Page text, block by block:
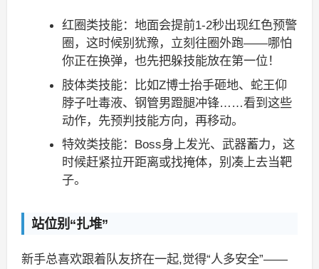
红圈类技能：地面会提前1-2秒出现红色预警
圈，这时候别犹豫，立刻往圈外跑——哪怕
你正在换弹，也先把躲技能放在第一位！
肢体类技能：比如Z博士抬手砸地、蛇王仰
脖子吐毒液、钢管男蹬腿冲锋……看到这些
动作，先预判技能方向，再移动。
特效类技能：Boss身上发光、武器蓄力，这
时候赶紧拉开距离或找掩体，别凑上去当靶
子。
站位别“扎堆”
新手总喜欢跟着队友挤在一起,觉得“人多安全”——